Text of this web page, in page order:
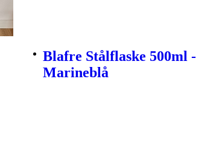
Blafre Stålflaske 500ml -
Marineblå